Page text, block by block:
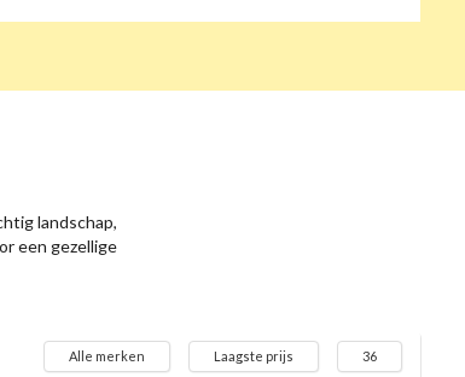
landschap,
een gezellige
Alle merken Laagste prijs 36